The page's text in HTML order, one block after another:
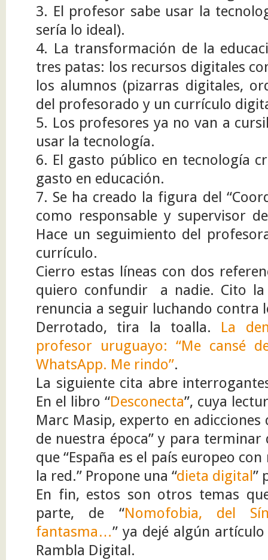
3. El profesor sabe usar la
sería lo ideal).
4. La transformación de la
tres patas: los recursos digitales
los alumnos (pizarras digitales,
del profesorado y un currículo
5. Los profesores ya no van a
usar la tecnología.
6. El gasto público en tecnología
gasto en educación.
7. Se ha creado la figura del
como responsable y supervisor
Hace un seguimiento del
currículo.
Cierro estas líneas con dos
quiero confundir a nadie. Cito
renuncia a seguir luchando contra
Derrotado, tira la toalla. La
profesor uruguayo: “Me cansé
WhatsApp. Me rindo”.
La siguiente cita abre
En el libro “Desconecta”, cuya
Marc Masip, experto en adicciones
de nuestra época” y para
que “España es el país europeo
la red.” Propone una “dieta digital”
En fin, estos son otros temas
parte, de “Nomofobia, del
fantasma…” ya dejé algún
Rambla Digital.